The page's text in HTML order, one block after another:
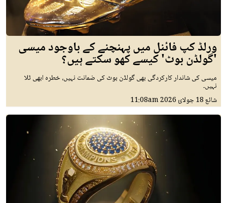
ورلڈ کپ فائنل میں پہنچنے کے باوجود میسی
'گولڈن بوٹ' کیسے کھو سکتے ہیں؟
میسی کی شاندار کارکردگی بھی گولڈن بوٹ کی ضمانت نہیں، خطرہ ابھی ٹلا
نہیں۔
شائع18 جولائ 2026 11:08am